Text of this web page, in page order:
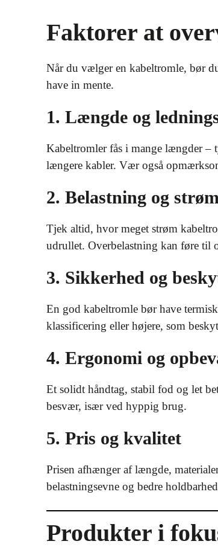
Faktorer at
Når du vælger en kabeltromle, bør
have in mente.
1. Længde og
Kabeltromler fås i mange længder –
længere kabler. Vær også
2. Belastning og
Tjek altid, hvor meget strøm
udrullet. Overbelastning kan føre til
3. Sikkerhed og
En god kabeltromle bør have
klassificering eller højere, som
4. Ergonomi og
Et solidt håndtag, stabil fod og let
besvær, især ved hyppig brug.
5. Pris og kvalitet
Prisen afhænger af længde,
belastningsevne og bedre
Produkter i